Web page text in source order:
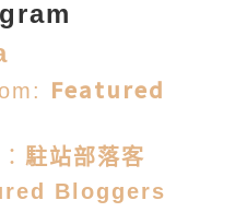
Featured
駐站部落客
Bloggers